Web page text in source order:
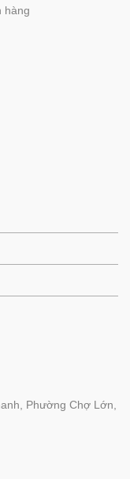
hàng
Phường Chợ Lớn,